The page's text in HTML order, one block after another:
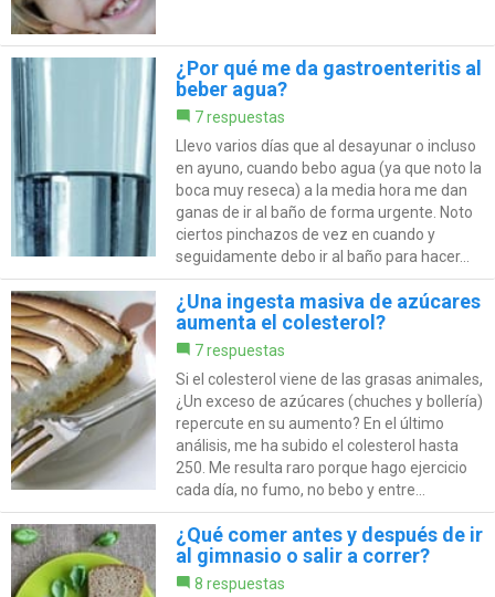
¿Por qué me da gastroenteritis al
beber agua?
7 respuestas
Llevo varios días que al desayunar o incluso
en ayuno, cuando bebo agua (ya que noto la
boca muy reseca) a la media hora me dan
ganas de ir al baño de forma urgente. Noto
ciertos pinchazos de vez en cuando y
seguidamente debo ir al baño para hacer...
¿Una ingesta masiva de azúcares
aumenta el colesterol?
7 respuestas
Si el colesterol viene de las grasas animales,
¿Un exceso de azúcares (chuches y bollería)
repercute en su aumento? En el último
análisis, me ha subido el colesterol hasta
250. Me resulta raro porque hago ejercicio
cada día, no fumo, no bebo y entre...
¿Qué comer antes y después de ir
al gimnasio o salir a correr?
8 respuestas